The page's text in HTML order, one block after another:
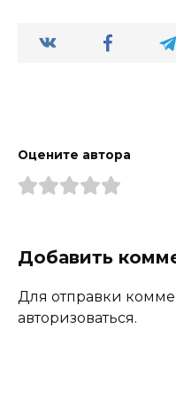
Оцените автора
Добавить
Для отправки
авторизоваться.